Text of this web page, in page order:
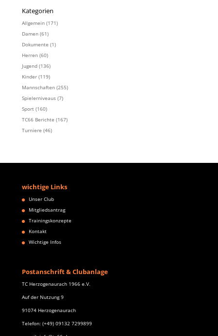
Kategorien
Allgemein(171)
Damen(61)
Dokumente (1)
Herren(60)
Jugend(136)
Kinder(119)
Mannschaften(255)
Spielerniveaus(7)
Sport(160)
TC66 Berichte (167)
Turniere (46)
wichtige Links
Unser Club
Mitgliedsantrag
Trainingskonzepte
Kontakt
Wichtige Infos
Postanschrift & Clubanlage
TC Herzogenaurach 1966 e.V.
Auf der Nutzung 9
91074 Herzogenaurach
Telefon: (+49) 09132 7299899